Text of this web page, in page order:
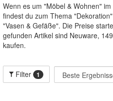
Wenn es um "Möbel & Wohnen"
findest du zum Thema
"Vasen & Gefäße". Die Preise
gefunden Artikel sind Neuware,
kaufen.
Filter 1